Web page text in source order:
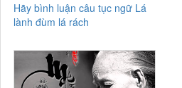
Hãy bình luận câu tục ngữ Lá
lành đùm lá rách